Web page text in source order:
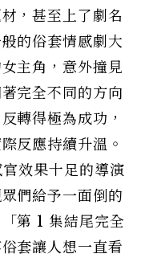
，甚至上了劇名
的俗套情感劇大
主角，意外撞見
完全不同的方向
轉得極為成功，
反應持續升溫。
效果十足的導演
們給予一面倒的
第 1 集結尾完全
套讓人想一直看